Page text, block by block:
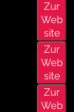
Zur
Web
site
Zur
Web
site
Zur
Web